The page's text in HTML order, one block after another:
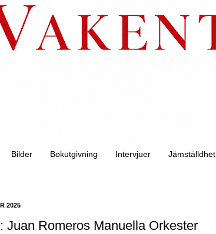
Bilder Bokutgivning Intervjuer Jämställdhet
2025
Juan Romeros Manuella Orkester